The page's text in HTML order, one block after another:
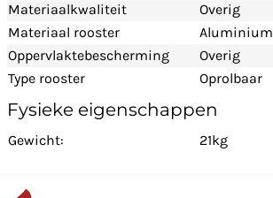
Materiaalkwaliteit
Overig
Materiaal rooster
Aluminium
Oppervlaktebescherming
Overig
Type rooster
Oprolbaar
Fysieke eigenschappen
Gewicht: 21kg